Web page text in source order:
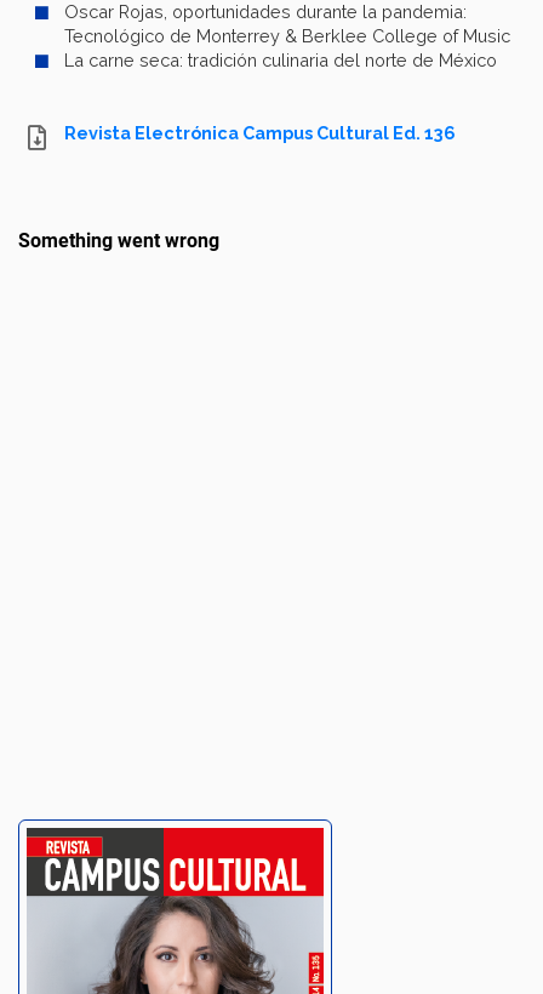
Oscar Rojas, oportunidades durante la pandemia:
Tecnológico de Monterrey & Berklee College of Music
La carne seca: tradición culinaria del norte de México
Revista Electrónica Campus Cultural Ed. 136